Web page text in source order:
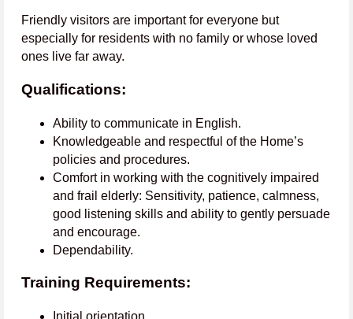
Friendly visitors are important for everyone but
especially for residents with no family or whose loved
ones live far away.
Qualifications:
Ability to communicate in English.
Knowledgeable and respectful of the Home’s
policies and procedures.
Comfort in working with the cognitively impaired
and frail elderly: Sensitivity, patience, calmness,
good listening skills and ability to gently persuade
and encourage.
Dependability.
Training Requirements:
Initial orientation